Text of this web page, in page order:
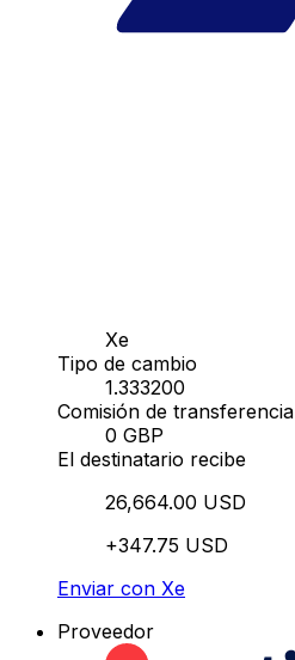
Xe
Tipo de cambio
1.333200
Comisión de transferencia
0 GBP
El destinatario recibe
26,664.00 USD
+347.75 USD
Enviar con Xe
Proveedor